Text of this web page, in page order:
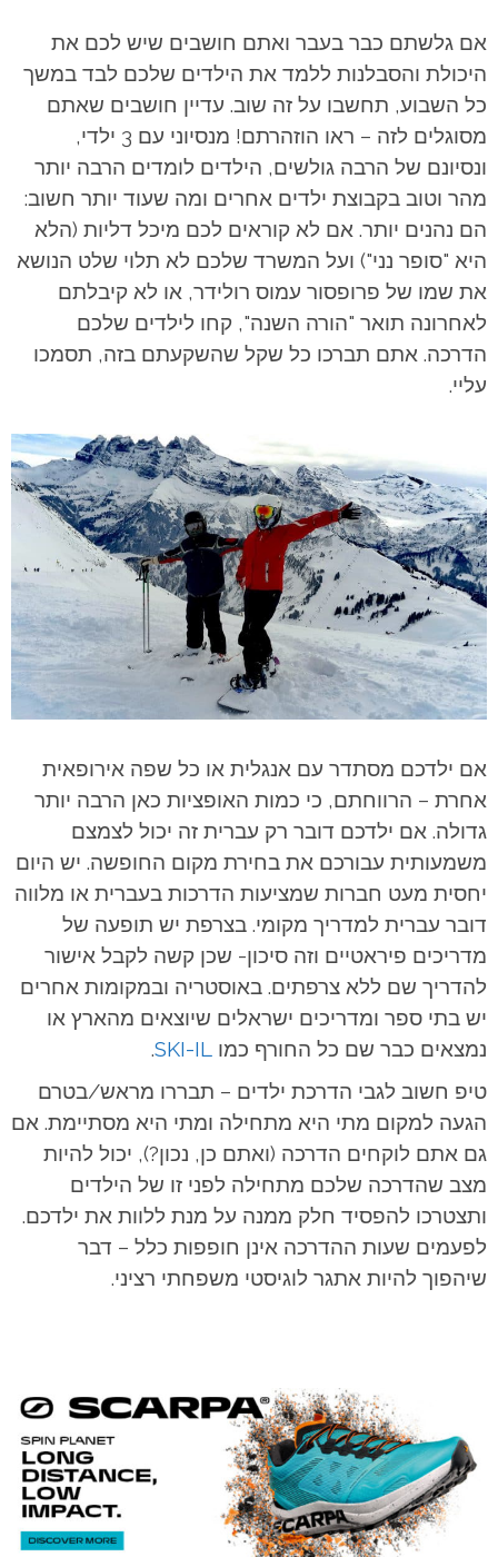
אם גלשתם כבר בעבר ואתם חושבים שיש לכם את
היכולת והסבלנות ללמד את הילדים שלכם לבד במשך
כל השבוע, תחשבו על זה שוב. עדיין חושבים שאתם
מסוגלים לזה – ראו הוזהרתם! מנסיוני עם 3 ילדי,
ונסיונם של הרבה גולשים, הילדים לומדים הרבה יותר
מהר וטוב בקבוצת ילדים אחרים ומה שעוד יותר חשוב:
הם נהנים יותר. אם לא קוראים לכם מיכל דליות (הלא
היא "סופר נני") ועל המשרד שלכם לא תלוי שלט הנושא
את שמו של פרופסור עמוס רולידר, או לא קיבלתם
לאחרונה תואר "הורה השנה", קחו לילדים שלכם
הדרכה. אתם תברכו כל שקל שהשקעתם בזה, תסמכו
עליי.
אם ילדכם מסתדר עם אנגלית או כל שפה אירופאית
אחרת – הרווחתם, כי כמות האופציות כאן הרבה יותר
גדולה. אם ילדכם דובר רק עברית זה יכול לצמצם
משמעותית עבורכם את בחירת מקום החופשה. יש היום
יחסית מעט חברות שמציעות הדרכות בעברית או מלווה
דובר עברית למדריך מקומי. בצרפת יש תופעה של
מדריכים פיראטיים וזה סיכון- שכן קשה לקבל אישור
להדריך שם ללא צרפתים. באוסטריה ובמקומות אחרים
יש בתי ספר ומדריכים ישראלים שיוצאים מהארץ או
נמצאים כבר שם כל החורף כמו SKI-IL
.
טיפ חשוב לגבי הדרכת ילדים – תבררו מראש/בטרם
הגעה למקום מתי היא מתחילה ומתי היא מסתיימת. אם
גם אתם לוקחים הדרכה (ואתם כן, נכון?), יכול להיות
מצב שהדרכה שלכם מתחילה לפני זו של הילדים
ותצטרכו להפסיד חלק ממנה על מנת ללוות את ילדכם.
לפעמים שעות ההדרכה אינן חופפות כלל – דבר
שיהפוך להיות אתגר לוגיסטי משפחתי רציני.